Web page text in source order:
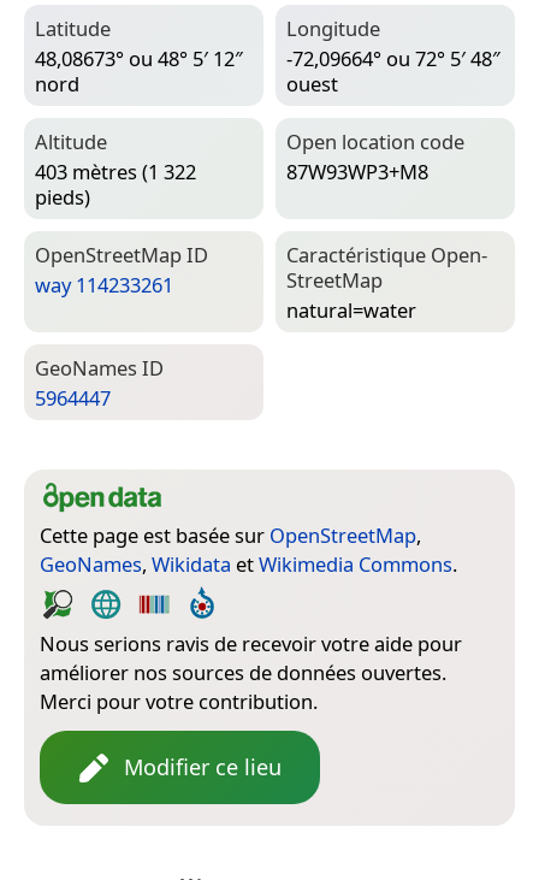
Latitude
48,08673° ou 48° 5′ 12″
nord
Longitude
-72,09664° ou 72° 5′ 48″
ouest
Altitude
403 mètres (1 322
pieds)
Open location code
87W93WP3+M8
Open­Street­Map ID
way 114233261
Caractéristique Open­
Street­Map
natural=­water
Geo­Names ID
5964447
Cette page est basée sur OpenStreetMap,
GeoNames, Wikidata etWikimedia Commons.
Nous serions ravis de recevoir votre aide pour
améliorer nos sources de données ouvertes.
Merci pour votre contribution.
Modifier ce lieu